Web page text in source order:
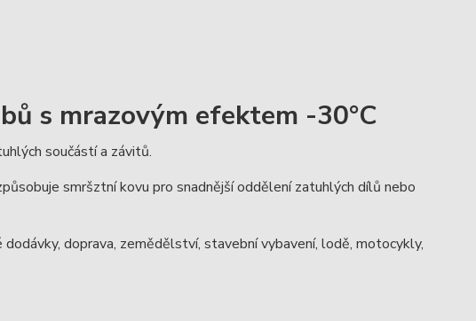
s mrazovým efektem -30°C
součástí a závitů.
smršztní kovu pro snadnější oddělení zatuhlých dílů nebo
doprava, zemědělství, stavební vybavení, lodě, motocykly,